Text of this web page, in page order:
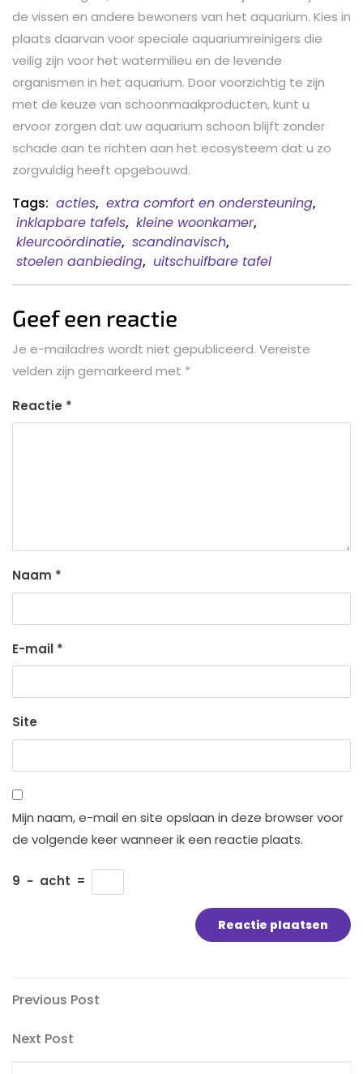
de vissen en andere bewoners van het aquarium. Kies in
plaats daarvan voor speciale aquariumreinigers die
veilig zijn voor het watermilieu en de levende
organismen in het aquarium. Door voorzichtig te zijn
met de keuze van schoonmaakproducten, kunt u
ervoor zorgen dat uw aquarium schoon blijft zonder
schade aan te richten aan het ecosysteem dat u zo
zorgvuldig heeft opgebouwd.
Tags: acties, extra comfort en ondersteuning,
inklapbare tafels, kleine woonkamer,
kleurcoördinatie, scandinavisch,
stoelen aanbieding, uitschuifbare tafel
Geef een reactie
Je e-mailadres wordt niet gepubliceerd. Vereiste
velden zijn gemarkeerd met *
Reactie *
Naam *
E-mail *
Site
Mijn naam, e-mail en site opslaan in deze browser voor
de volgende keer wanneer ik een reactie plaats.
9 − acht =
Bericht
navigatie
Previous
Previous Post
Next
Next Post